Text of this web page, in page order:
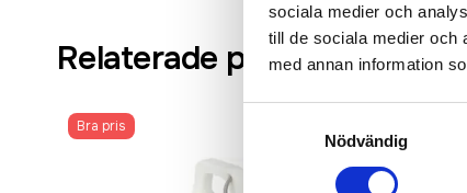
sociala medier och
till de sociala medier och
med annan information
Nödvändig
Relaterade produkter
Bra pris